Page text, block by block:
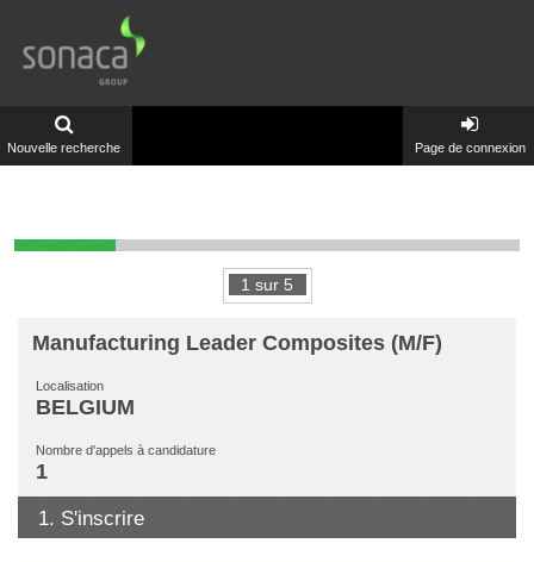
Nouvelle recherche Page de connexion
1 sur 5
Manufacturing Leader Composites (M/F)
Localisation
BELGIUM
Nombre d'appels à candidature
1
1. S'inscrire